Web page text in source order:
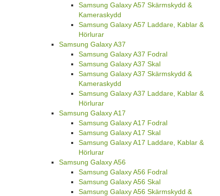
Samsung Galaxy A57 Skärmskydd &
Kameraskydd
Samsung Galaxy A57 Laddare, Kablar &
Hörlurar
Samsung Galaxy A37
Samsung Galaxy A37 Fodral
Samsung Galaxy A37 Skal
Samsung Galaxy A37 Skärmskydd &
Kameraskydd
Samsung Galaxy A37 Laddare, Kablar &
Hörlurar
Samsung Galaxy A17
Samsung Galaxy A17 Fodral
Samsung Galaxy A17 Skal
Samsung Galaxy A17 Laddare, Kablar &
Hörlurar
Samsung Galaxy A56
Samsung Galaxy A56 Fodral
Samsung Galaxy A56 Skal
Samsung Galaxy A56 Skärmskydd &